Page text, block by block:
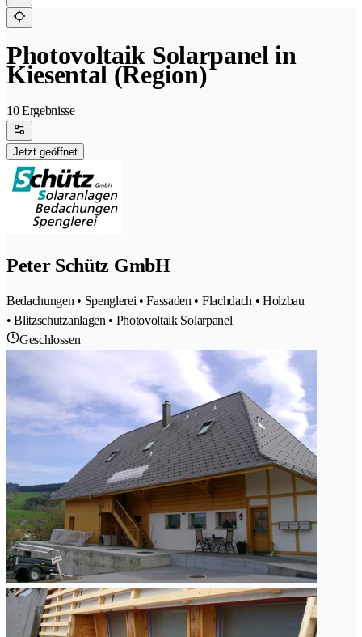
Photovoltaik Solarpanel in
Kiesental (Region)
10 Ergebnisse
Jetzt geöffnet
Peter Schütz GmbH
Bedachungen • Spenglerei • Fassaden • Flachdach • Holzbau
• Blitzschutzanlagen • Photovoltaik Solarpanel
Geschlossen